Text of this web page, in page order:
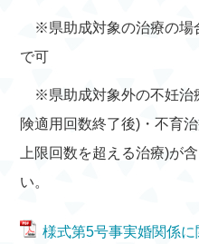
※県助成対象の治療の場
で可
※県助成対象外の不妊治
険適用回数終了後)・不育
上限回数を超える治療)が
い。
様式第5号事実婚関係